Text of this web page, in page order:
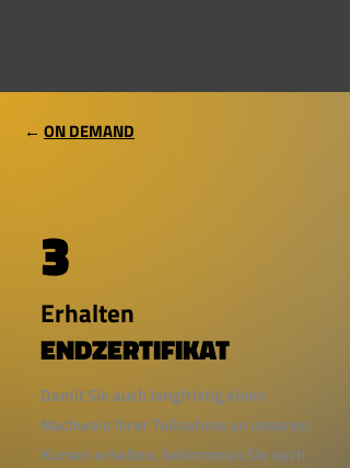
← ON DEMAND
3
Erhalten
ENDZERTIFIKAT
Damit Sie auch langfristig einen
Nachweis ihrer Teilnahme an unseren
Kursen erhalten, bekommen Sie nach